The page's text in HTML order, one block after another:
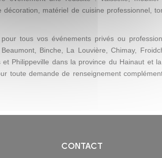
matériel de cuisine professionnel,
tous vos événements privés ou
Binche, La Louvière, Chimay,
Philippeville dans la province du Hainaut et
toute demande de renseignement
CONTACT